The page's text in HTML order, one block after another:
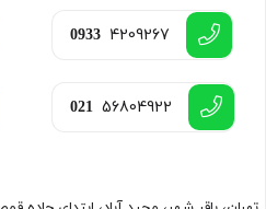
0933 4209267
021 56804922